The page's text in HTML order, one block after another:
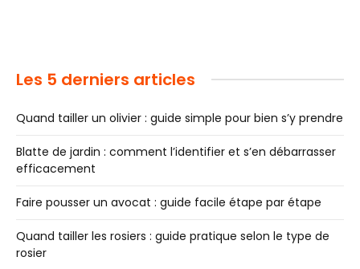
Les 5 derniers articles
Quand tailler un olivier : guide simple pour bien s’y prendre
Blatte de jardin : comment l’identifier et s’en débarrasser
efficacement
Faire pousser un avocat : guide facile étape par étape
Quand tailler les rosiers : guide pratique selon le type de
rosier